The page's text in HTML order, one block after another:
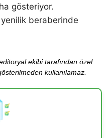
gösteriyor.
yenilik beraberinde
ekibi tarafından özel
kullanılamaz.